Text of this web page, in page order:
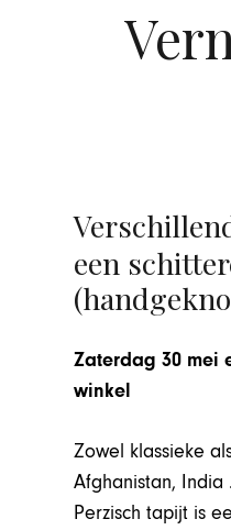
een
Zaterdag 30 mei
winkel
Zowel klassieke
Afghanistan,
Perzisch tapijt is